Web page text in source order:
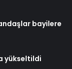
bayilere
yükseltildi